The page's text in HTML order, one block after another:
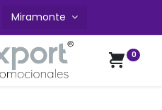
Miramonte
0